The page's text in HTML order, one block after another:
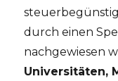
durch einen
nachgewiesen
Universitäten,